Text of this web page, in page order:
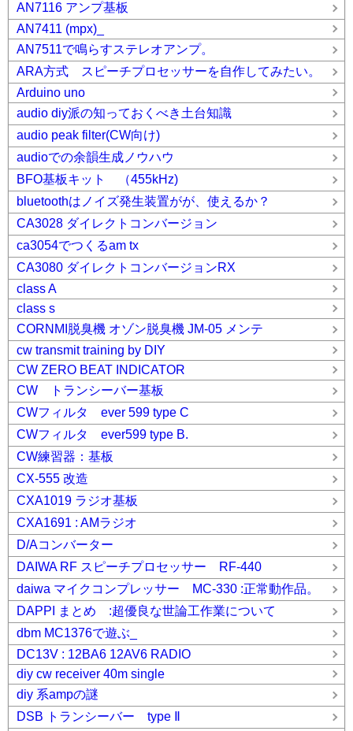
AN7116 アンプ基板
AN7411 (mpx)_
AN7511で鳴らすステレオアンプ。
ARA方式 スピーチプロセッサーを自作してみたい。
Arduino uno
audio diy派の知っておくべき土台知識
audio peak filter(CW向け)
audioでの余韻生成ノウハウ
BFO基板キット （455kHz)
bluetoothはノイズ発生装置がが、使えるか？
CA3028 ダイレクトコンバージョン
ca3054でつくるam tx
CA3080 ダイレクトコンバージョンRX
class A
class s
CORNMI脱臭機 オゾン脱臭機 JM-05 メンテ
cw transmit training by DIY
CW ZERO BEAT INDICATOR
CW トランシーバー基板
CWフィルタ ever 599 type C
CWフィルタ ever599 type B.
CW練習器：基板
CX-555 改造
CXA1019 ラジオ基板
CXA1691 : AMラジオ
D/Aコンバーター
DAIWA RF スピーチプロセッサー RF-440
daiwa マイクコンプレッサー MC-330 :正常動作品。
DAPPI まとめ :超優良な世論工作業について
dbm MC1376で遊ぶ_
DC13V : 12BA6 12AV6 RADIO
diy cw receiver 40m single
diy 系ampの謎
DSB トランシーバー type Ⅱ